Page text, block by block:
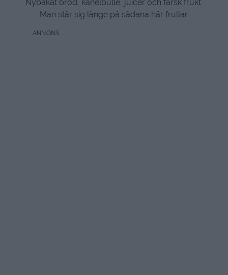
Nybakat bröd, kanelbulle, juicer och färsk frukt.
Man står sig länge på sådana här frullar.